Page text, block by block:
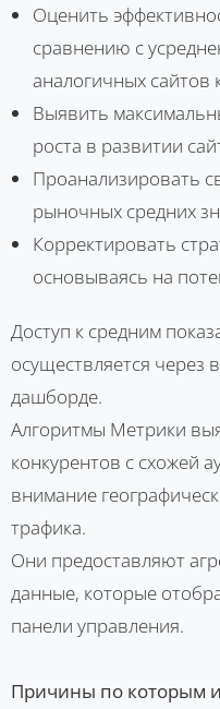
Оценить
сравнению с
аналогичных сайтов
Выявить
роста в развитии
Проанализировать
рыночных средних
Корректировать
основываясь на
Доступ к средним
осуществляется через
дашборде.
Алгоритмы Метрики
конкурентов с схожей
внимание
трафика.
Они предоставляют
данные, которые
панели управления.
Причины по которым